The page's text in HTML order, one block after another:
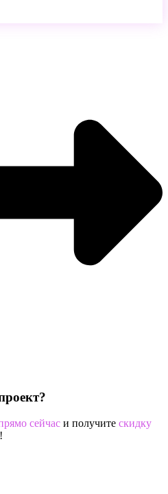
сейчас и получите скидку